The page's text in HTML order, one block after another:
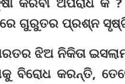
ଗୁରୁତର ପ୍ରଶ୍ନ
ଝିଅ ନିକିତା
ବିରୋଧ କରନ୍ତି,